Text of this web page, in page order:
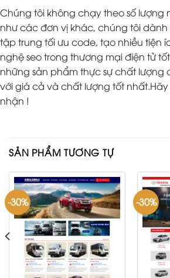
Chúng tôi không chạy theo số lượng
như các đơn vị khác, chúng tôi
tập trung tối ưu code, tạo nhiều tiện
nghệ seo trong thương mại điện tử
những sản phẩm thực sự chất lượng
với giá cả và chất lượng tốt
nhận !
SẢN PHẨM TƯƠNG TỰ
-30% -30%